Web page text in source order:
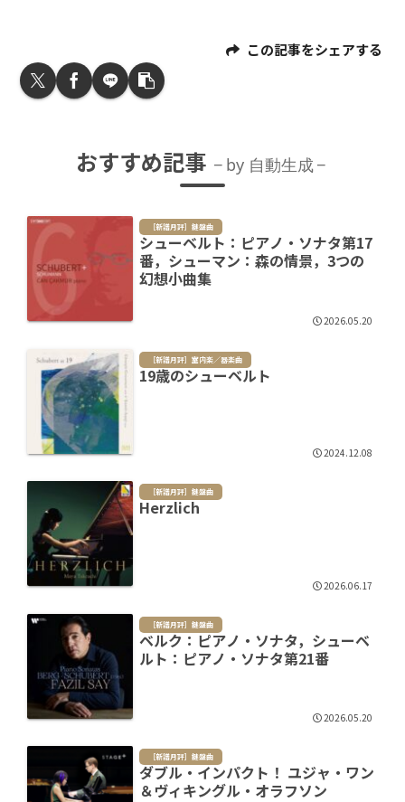
この記事をシェアする
おすすめ記事 by 自動生成
［新譜月評］鍵盤曲
シューベルト：ピアノ・ソナタ第17
番，シューマン：森の情景，3つの
幻想小曲集
2026.05.20
［新譜月評］室内楽／器楽曲
19歳のシューベルト
2024.12.08
［新譜月評］鍵盤曲
Herzlich
2026.06.17
［新譜月評］鍵盤曲
ベルク：ピアノ・ソナタ，シューベ
ルト：ピアノ・ソナタ第21番
2026.05.20
［新譜月評］鍵盤曲
ダブル・インパクト！ ユジャ・ワン
＆ヴィキングル・オラフソン